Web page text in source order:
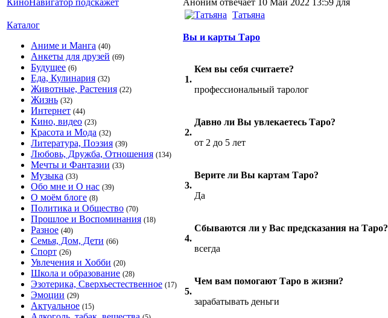
Каталог
Аниме и Манга (40)
Анкеты для друзей (69)
Будущее (6)
Еда, Кулинария (32)
Животные, Растения (22)
Жизнь (32)
Интернет (44)
Кино, видео (23)
Красота и Мода (32)
Литература, Поэзия (39)
Любовь, Дружба, Отношения (134)
Мечты и Фантазии (33)
Музыка (33)
Обо мне и О нас (39)
О моём блоге (8)
Политика и Общество (70)
Прошлое и Воспоминания (18)
Разное (40)
Семья, Дом, Дети (66)
Спорт (26)
Увлечения и Хобби (20)
Школа и образование (28)
Эзотерика, Сверхъестественное (17)
Эмоции (29)
Актуальное (15)
Аноним отвечает 10 Май 2022 13:59 для
Татьяна
Вы и карты Таро
1.
Кем вы себя считаете?
профессиональный таролог
2.
Давно ли Вы увлекаетесь Таро?
от 2 до 5 лет
3.
Верите ли Вы картам Таро?
Да
4.
Сбываются ли у Вас предсказания на Таро?
всегда
5.
Чем вам помогают Таро в жизни?
зарабатывать деньги